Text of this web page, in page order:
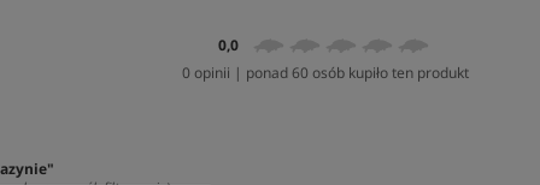
0,0
0 opinii | ponad 60 osób kupiło ten produkt